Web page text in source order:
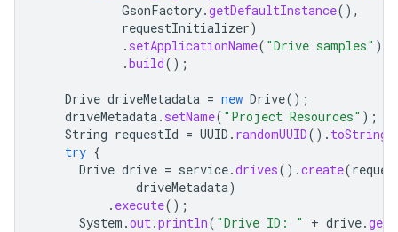
GsonFactory.getDefaultInstance(),
requestInitializer)
. setApplicationName( "Drive samples" )
.build();
Drive driveMetadata = new Drive();
driveMetadata. setName( "Project Resources" );
String requestId = UUID . randomUUID(). toString
try {
Drive drive = service.drives().create(
driveMetadata)
. execute();
System .out.println( "Drive ID: " + drive.